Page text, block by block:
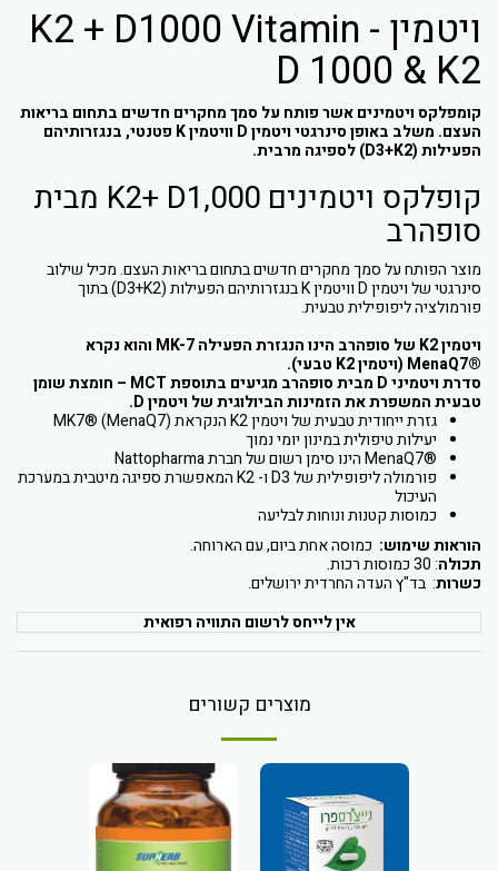
ויטמין K2 + D1000 Vitamin -
D 1000 & K2
קומפלקס ויטמינים אשר פותח על סמך מחקרים חדשים בתחום בריאות
העצם. משלב באופן סינרגטי ויטמין D וויטמין K פטנטי, בנגזרותיהם
הפעילות (D3+K2) לספיגה מרבית.
קופלקס ויטמינים K2+ D1,000 מבית
סופהרב
מוצר הפותח על סמך מחקרים חדשים בתחום בריאות העצם. מכיל שילוב
סינרגטי של ויטמין D וויטמין K בנגזרותיהם הפעילות (D3+K2) בתוך
פורמולציה ליפופילית טבעית.
ויטמין K2 של סופהרב הינו הנגזרת הפעילה MK-7 והוא נקרא
®MenaQ7 (ויטמין K2 טבעי).
סדרת ויטמיני D מבית סופהרב מגיעים בתוספת MCT – חומצת שומן
טבעית המשפרת את הזמינות הביולוגית של ויטמין D.
גזרת ייחודית טבעית של ויטמין K2 הנקראת (MK7® (MenaQ7
יעילות טיפולית במינון יומי נמוך
®MenaQ7 הינו סימן רשום של חברת Nattopharma
פורמולה ליפופילית של D3 ו- K2 המאפשרת ספיגה מיטבית במערכת
העיכול
כמוסות קטנות ונוחות לבליעה
הוראות שימוש: כמוסה אחת ביום, עם הארוחה.
תכולה: 30 כמוסות רכות.
כשרות: בד"ץ העדה החרדית ירושלים.
אין לייחס לרשום התוויה רפואית
מוצרים קשורים